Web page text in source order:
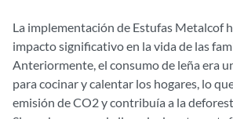
La implementación de Estufas Metalcof
impacto significativo en la vida de las
Anteriormente, el consumo de leña era
para cocinar y calentar los hogares, lo
emisión de CO2 y contribuía a la